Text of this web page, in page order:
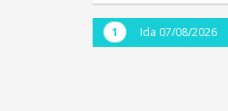
Ida 07/08/2026